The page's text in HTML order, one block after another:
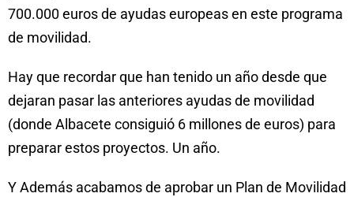
700.000 euros de ayudas europeas en este programa
de movilidad.
Hay que recordar que han tenido un año desde que
dejaran pasar las anteriores ayudas de movilidad
(donde Albacete consiguió 6 millones de euros) para
preparar estos proyectos. Un año.
Y Además acabamos de aprobar un Plan de Movilidad